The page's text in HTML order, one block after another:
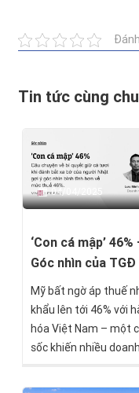
Tin tức cùng
04/04/2025
‘Con cá mập’ 46%
Góc nhìn của TGĐ
Mỹ bất ngờ áp thuế
khẩu lên tới 46% với
hóa Việt Nam – một
sốc khiến nhiều doanh
nhưng, trong thách